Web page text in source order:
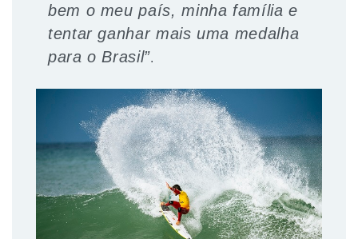
bem o meu país, minha família e
tentar ganhar mais uma medalha
para o Brasil”.